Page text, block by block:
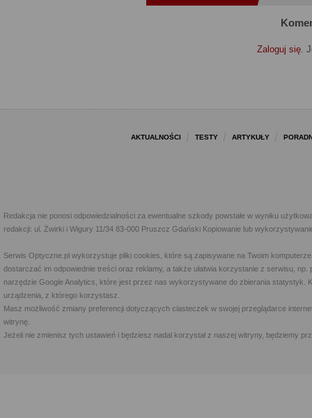
Zaloguj się.
AKTUALNOŚCI TESTY ARTYKUŁY
Redakcja nie ponosi odpowiedzialności za ewentualne szkody powstałe w wyniku
redakcji: ul. Żwirki i Wigury 11/34 83-000 Pruszcz Gdański Kopiowanie lub
Serwis Optyczne.pl wykorzystuje pliki cookies, które są zapisywane na Twoim
dostarczać im odpowiednie treści oraz reklamy, a także ułatwia korzystanie z serwisu,
narzędzie Google Analytics, które jest przez nas wykorzystywane do zbierania statystyk.
urządzenia, z którego korzystasz.
Masz możliwość zmiany preferencji dotyczących ciasteczek w swojej przeglądarce
witrynę.
Jeżeli nie zmienisz tych ustawień i będziesz nadal korzystał z naszej witryny, będziemy